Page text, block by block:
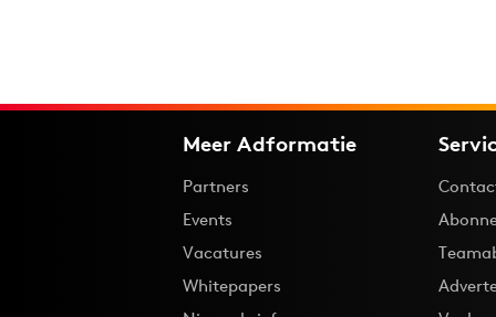
Meer Adformatie
Partners
Events
Vacatures
Whitepapers